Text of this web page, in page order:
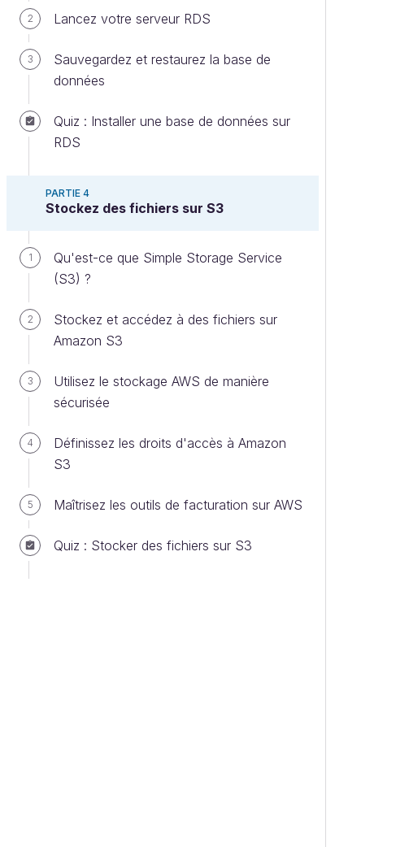
2 Lancez votre serveur RDS
3
Sauvegardez et restaurez la base de
données
Quiz : Installer une base de données sur
RDS
PARTIE 4
Stockez des fichiers sur S3
1
Qu'est-ce que Simple Storage Service
(S3) ?
2
Stockez et accédez à des fichiers sur
Amazon S3
3
Utilisez le stockage AWS de manière
sécurisée
4
Définissez les droits d'accès à Amazon
S3
5 Maîtrisez les outils de facturation sur AWS
Quiz : Stocker des fichiers sur S3